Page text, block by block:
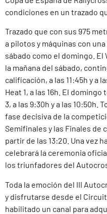
condiciones en un trazado
Trazado que con sus 975
a pilotos y máquinas con
sábado como el domingo. El
la mañana del sábado,
calificación, a las 11:45h y a
Heat 1, a las 16h. El
3, a las 9:30h y a las 10:50h.
fase decisiva de la
Semifinales y las Finales de
partir de las 13:20. Una vez
celebrará la ceremonia
los triunfadores del
Toda la emoción del III
y disfrutarse desde el
habilitado un canal para